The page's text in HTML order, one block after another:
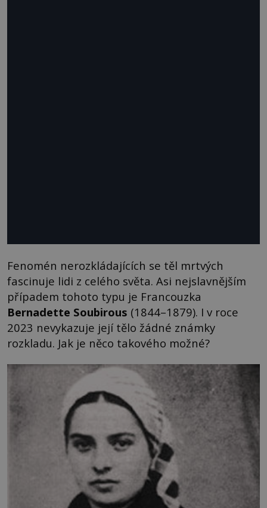
Fenomén nerozkládajících se těl mrtvých
fascinuje lidi z celého světa. Asi nejslavnějším
případem tohoto typu je Francouzka
Bernadette Soubirous (1844–1879). I v roce
2023 nevykazuje její tělo žádné známky
rozkladu. Jak je něco takového možné?